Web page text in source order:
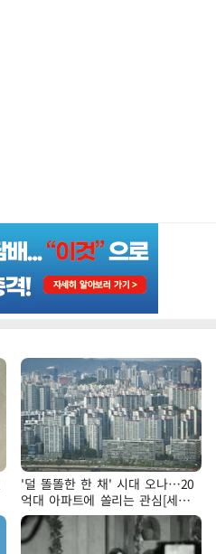
'덜 똘똘한 한 채' 시대 오나…20
억대 아파트에 쏠리는 관심[세제
개편, 그 이후②]